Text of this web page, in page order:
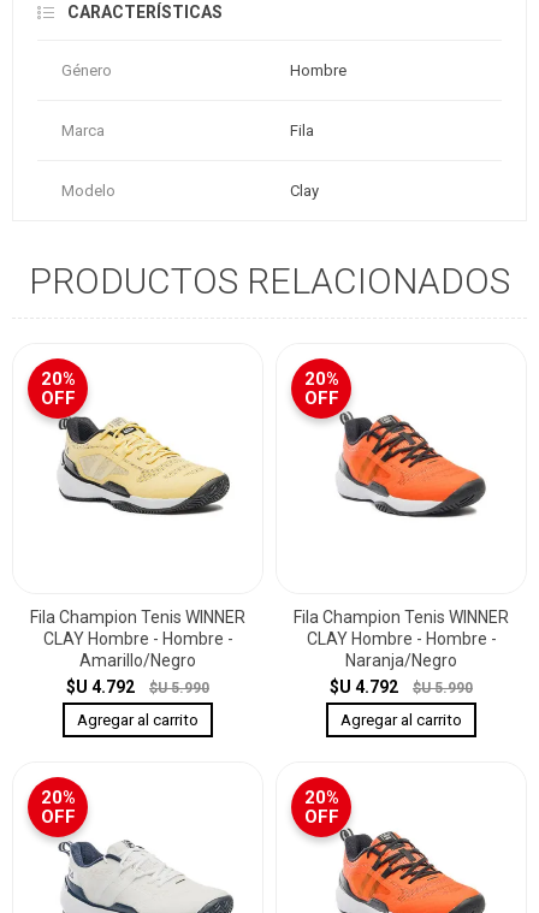
CARACTERÍSTICAS
Género Hombre
Marca Fila
Modelo Clay
PRODUCTOS RELACIONADOS
20%
OFF
Fila Champion Tenis WINNER
CLAY Hombre - Hombre -
Amarillo/Negro
$U 4.792
$U 5.990
20%
OFF
Fila Champion Tenis WINNER
CLAY Hombre - Hombre -
Naranja/Negro
$U 4.792
$U 5.990
20%
OFF
20%
OFF